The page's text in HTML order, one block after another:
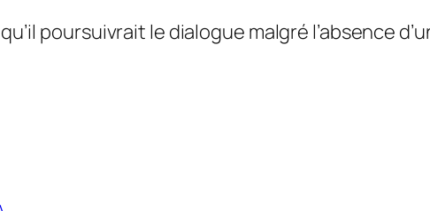
poursuivrait le dialogue malgré l’absence